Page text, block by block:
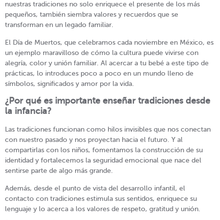
nuestras tradiciones no solo enriquece el presente de los más
pequeños, también siembra valores y recuerdos que se
transforman en un legado familiar.
El Día de Muertos, que celebramos cada noviembre en México, es
un ejemplo maravilloso de cómo la cultura puede vivirse con
alegría, color y unión familiar. Al acercar a tu bebé a este tipo de
prácticas, lo introduces poco a poco en un mundo lleno de
símbolos, significados y amor por la vida.
¿Por qué es importante enseñar tradiciones desde
la infancia?
Las tradiciones funcionan como hilos invisibles que nos conectan
con nuestro pasado y nos proyectan hacia el futuro. Y al
compartirlas con los niños, fomentamos la construcción de su
identidad y fortalecemos la seguridad emocional que nace del
sentirse parte de algo más grande.
Además, desde el punto de vista del desarrollo infantil, el
contacto con tradiciones estimula sus sentidos, enriquece su
lenguaje y lo acerca a los valores de respeto, gratitud y unión.